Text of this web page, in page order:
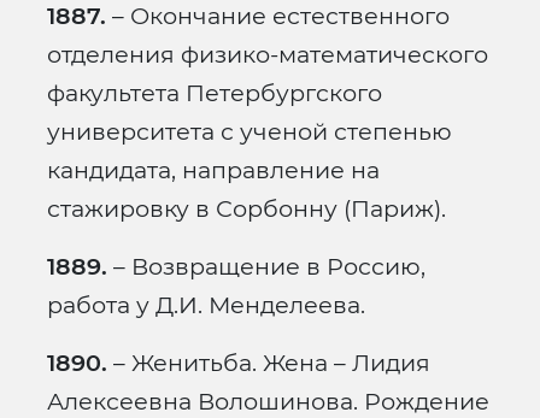
1887. – Окончание естественного
отделения физико-математического
факультета Петербургского
университета с ученой степенью
кандидата, направление на
стажировку в Сорбонну (Париж).
1889. – Возвращение в Россию,
работа у Д.И. Менделеева.
1890. – Женитьба. Жена – Лидия
Алексеевна Волошинова. Рождение